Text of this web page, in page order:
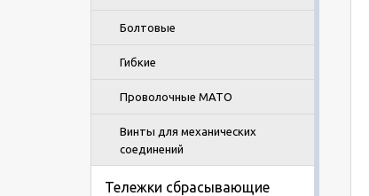
Болтовые
Гибкие
Проволочные MATO
Винты для механических
соединений
Тележки сбрасывающие